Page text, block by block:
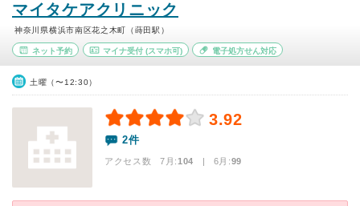
マイタケアクリニック
神奈川県横浜市南区花之木町（蒔田駅）
ネット予約 マイナ受付(スマホ可) 電子処方せん対応
土曜（〜12:30）
3.92
2件
アクセス数 7月:104 | 6月:99